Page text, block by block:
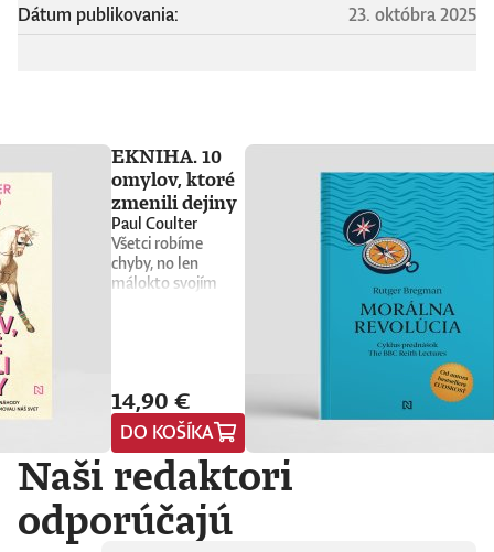
Dátum publikovania:
23. októbra 2025
EKNIHA. 10
omylov, ktoré
zmenili dejiny
Paul Coulter
Všetci robíme
chyby, no len
málokto svojím
osviežujúci výber
neúmyselných
pochybení, ktorým
sa to podarilo – raz
to bol rozchod, čo
pochoval
impérium, inokedy
spánok poslal ku
14,90 €
DO KOŠÍKA
Naši redaktori
odporúčajú